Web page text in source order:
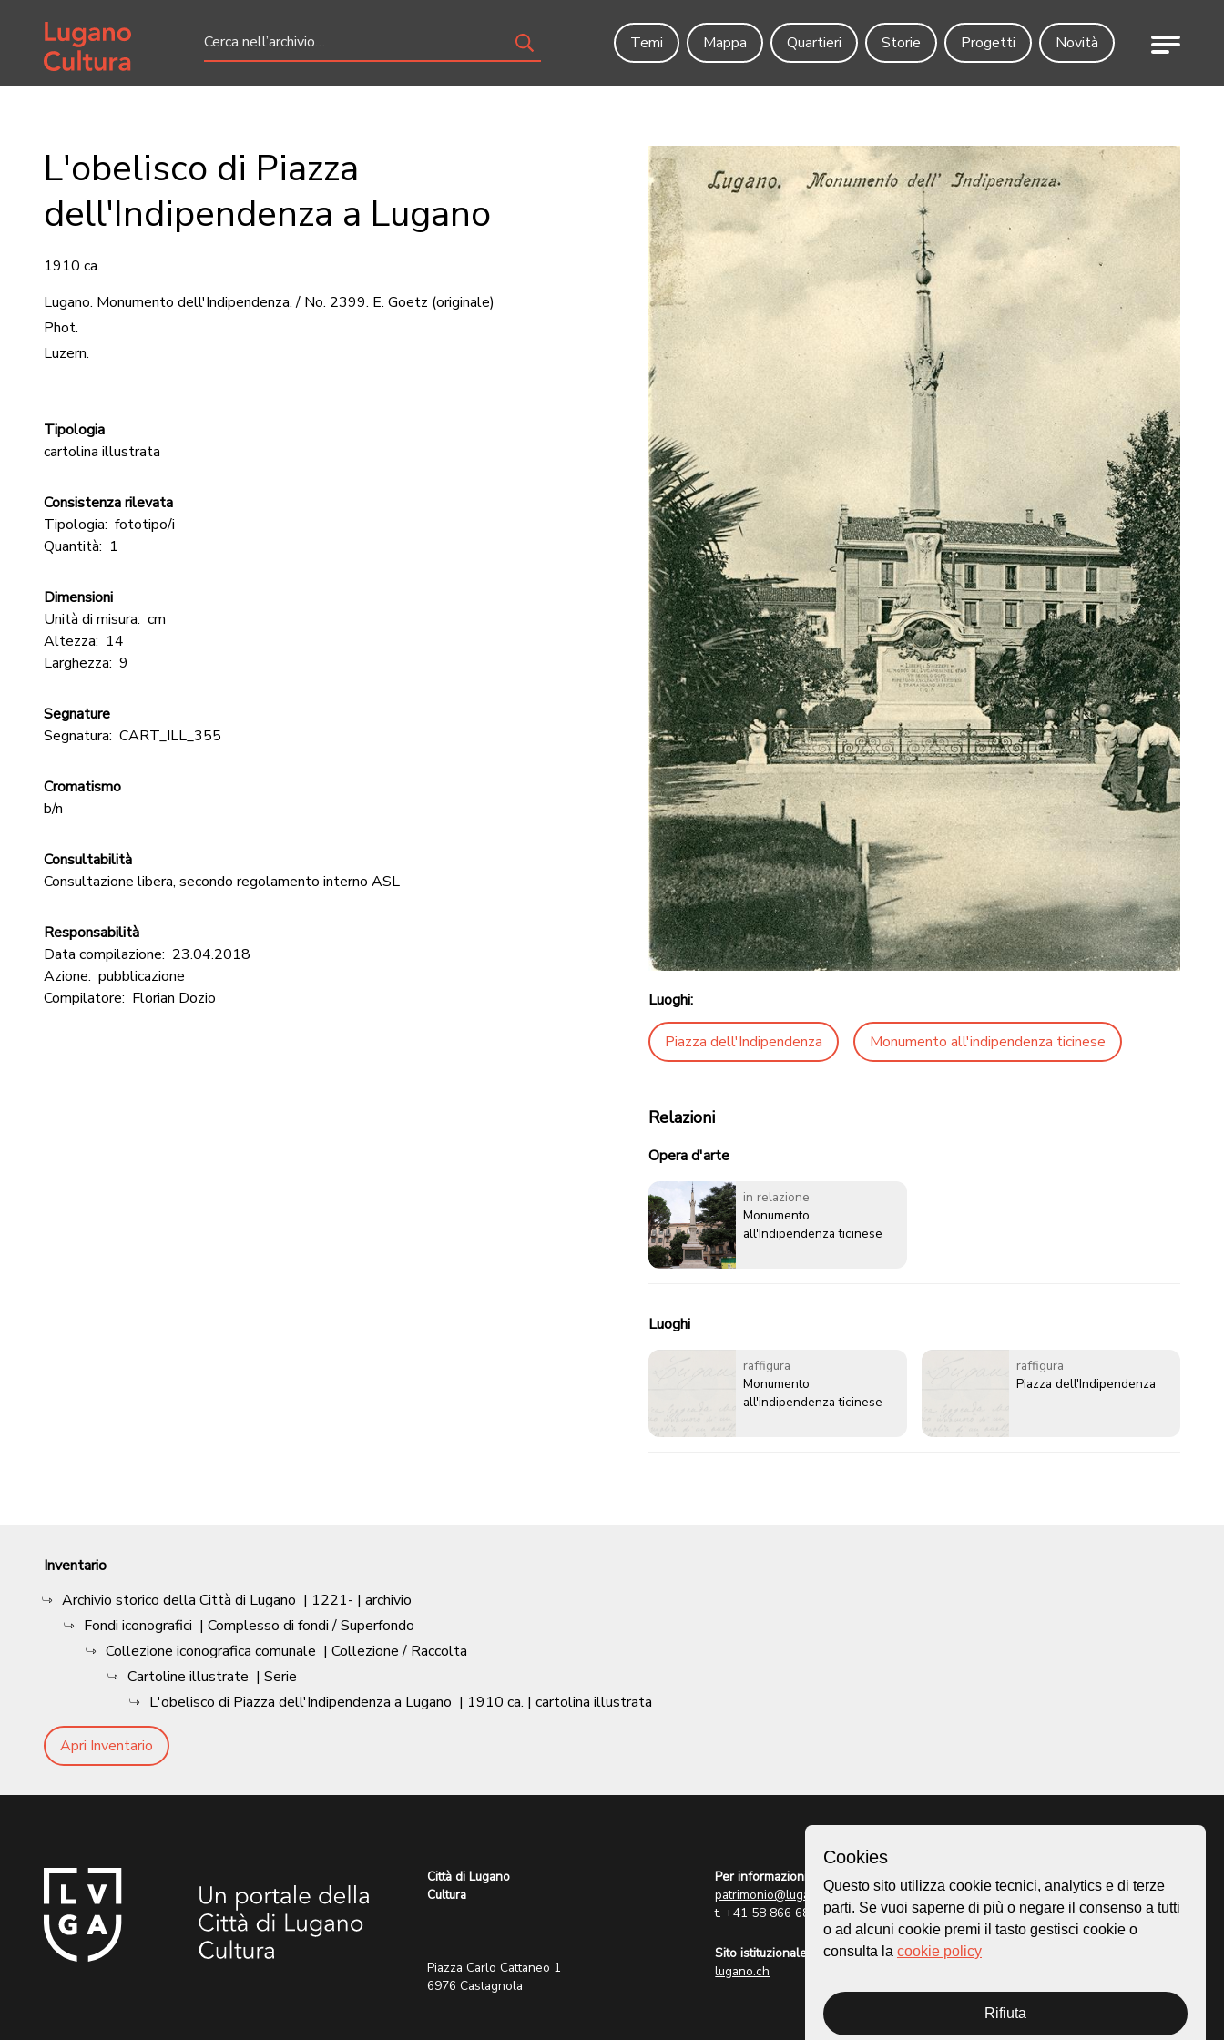
Home page
Temi
Mappa Quartieri Storie Progetti Novità Menu
L'obelisco di Piazza
dell'Indipendenza a Lugano
1910 ca.
Lugano. Monumento dell'Indipendenza. / No. 2399. E. Goetz (originale)
Phot.
Luzern.
Tipologia
cartolina illustrata
Consistenza rilevata
Tipologia: fototipo/i
Quantità: 1
Dimensioni
Unità di misura: cm
Altezza: 14
Larghezza: 9
Segnature
Segnatura: CART_ILL_355
Cromatismo
b/n
Consultabilità
Consultazione libera, secondo regolamento interno ASL
Responsabilità
Data compilazione: 23.04.2018
Azione: pubblicazione
Compilatore: Florian Dozio Luoghi:
Piazza dell'Indipendenza Monumento all'indipendenza ticinese
Relazioni
Opera d'arte
in relazione
Monumento
all'Indipendenza ticinese
Luoghi
raffigura
Monumento
all'indipendenza ticinese
raffigura
Piazza dell'Indipendenza
Inventario
Archivio storico della Città di Lugano | 1221- | archivio
Fondi iconografici | Complesso di fondi / Superfondo
Collezione iconografica comunale | Collezione / Raccolta
Cartoline illustrate | Serie
L'obelisco di Piazza dell'Indipendenza a Lugano | 1910 ca. | cartolina illustrata
Apri Inventario
Città di Lugano
Cultura
Piazza Carlo Cattaneo 1
6976 Castagnola
Per informazioni:
patrimonio@lugano.ch
t. +41 58 866 68 50
Sito istituzionale:
lugano.ch
Homepage
Mappa
Storie
Cookies
Questo sito utilizza cookie tecnici, analytics e di terze
parti. Se vuoi saperne di più o negare il consenso a tutti
o ad alcuni cookie premi il tasto gestisci cookie o
consulta la cookie policy
Rifiuta